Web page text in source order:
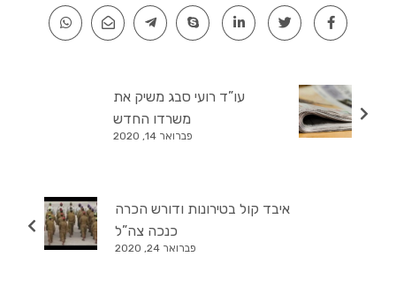
עו”ד רועי סבג משיק את
משרדו החדש
פברואר 14, 2020
איבד קול בטירונות ודורש הכרה
כנכה צה”ל
פברואר 24, 2020